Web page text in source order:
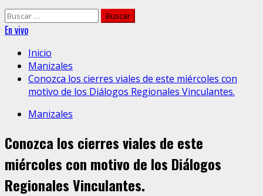
Buscar:
En vivo
Inicio
Manizales
Conozca los cierres viales de este miércoles con
motivo de los Diálogos Regionales Vinculantes.
Manizales
Conozca los cierres viales de este
miércoles con motivo de los Diálogos
Regionales Vinculantes.